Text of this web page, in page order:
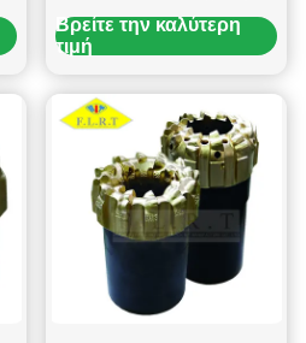
αεριωθούμενα κομμάτια
τρυπανιών ISO 9001
Βρείτε την καλύτερη
τιμή